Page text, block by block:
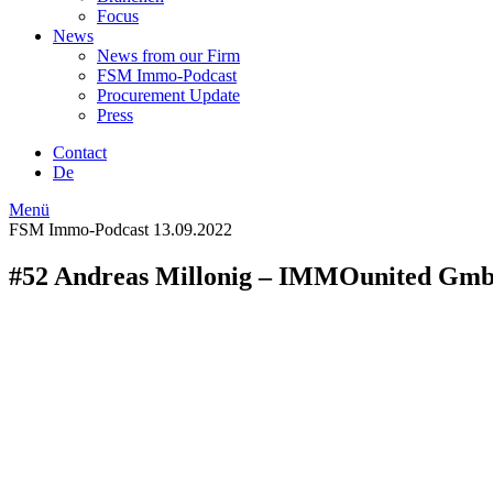
Focus
News
News from our Firm
FSM Immo-Podcast
Procurement Update
Press
Contact
De
Menü
FSM Immo-Podcast 13.09.2022
#52 Andreas Millonig – IMMOunited